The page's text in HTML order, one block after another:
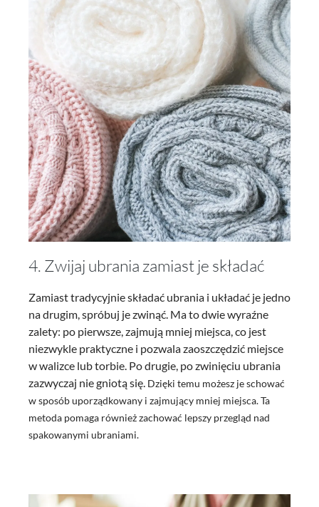
4. Zwijaj ubrania zamiast je składać
Zamiast tradycyjnie składać ubrania i układać je jedno
na drugim, spróbuj je zwinąć. Ma to dwie wyraźne
zalety: po pierwsze, zajmują mniej miejsca, co jest
niezwykle praktyczne i pozwala zaoszczędzić miejsce
w walizce lub torbie. Po drugie, po zwinięciu ubrania
zazwyczaj nie gniotą się. Dzięki temu możesz je schować
w sposób uporządkowany i zajmujący mniej miejsca. Ta
metoda pomaga również zachować lepszy przegląd nad
spakowanymi ubraniami.